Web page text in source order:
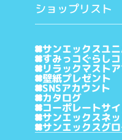
ショップリスト
サンエックスユ
すみっコぐらし
リラックマスト
壁紙プレゼント
SNSアカウント
カタログ
コーポレートサ
サンエックスネ
サンエックスグ